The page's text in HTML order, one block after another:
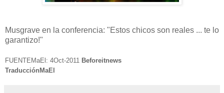
Musgrave en la conferencia: "Estos chicos son reales ... te lo
garantizo!"
FUENTEMaEl: 4Oct-2011 Beforeitnews
TraducciónMaEl